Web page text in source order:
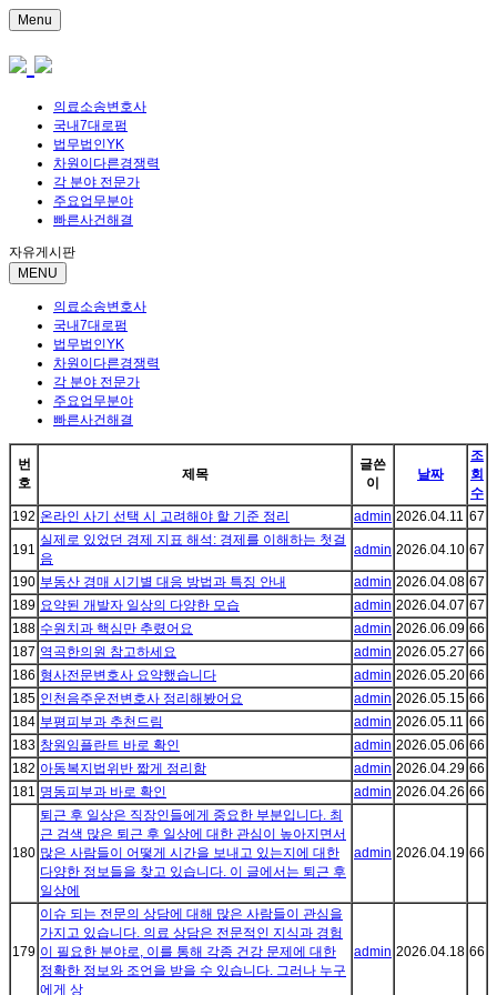
Menu
의료소송변호사
국내7대로펌
법무법인YK
차원이다른경쟁력
각 분야 전문가
주요업무분야
빠른사건해결
자유게시판
MENU
의료소송변호사
국내7대로펌
법무법인YK
차원이다른경쟁력
각 분야 전문가
주요업무분야
빠른사건해결
번
호
제목
글쓴
이
날짜
조
회
수
192 온라인 사기 선택 시 고려해야 할 기준 정리 admin 2026.04.11 67
191
실제로 있었던 경제 지표 해석: 경제를 이해하는 첫걸
음
admin 2026.04.10 67
190 부동산 경매 시기별 대응 방법과 특징 안내 admin 2026.04.08 67
189 요약된 개발자 일상의 다양한 모습 admin 2026.04.07 67
188 수원치과 핵심만 추렸어요 admin 2026.06.09 66
187 역곡한의원 참고하세요 admin 2026.05.27 66
186 형사전문변호사 요약했습니다 admin 2026.05.20 66
185 인천음주운전변호사 정리해봤어요 admin 2026.05.15 66
184 부평피부과 추천드림 admin 2026.05.11 66
183 창원임플란트 바로 확인 admin 2026.05.06 66
182 아동복지법위반 짧게 정리함 admin 2026.04.29 66
181 명동피부과 바로 확인 admin 2026.04.26 66
180
퇴근 후 일상은 직장인들에게 중요한 부분입니다. 최
근 검색 많은 퇴근 후 일상에 대한 관심이 높아지면서
많은 사람들이 어떻게 시간을 보내고 있는지에 대한
다양한 정보들을 찾고 있습니다. 이 글에서는 퇴근 후
일상에
admin 2026.04.19 66
179
이슈 되는 전문의 상담에 대해 많은 사람들이 관심을
가지고 있습니다. 의료 상담은 전문적인 지식과 경험
이 필요한 분야로, 이를 통해 각종 건강 문제에 대한
정확한 정보와 조언을 받을 수 있습니다. 그러나 누구
에게 상
admin 2026.04.18 66